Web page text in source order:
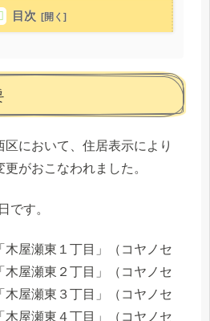
目次
において、住居表示により
がおこなわれました。
です。
木屋瀬東１丁目」（コヤノセ
木屋瀬東２丁目」（コヤノセ
木屋瀬東３丁目」（コヤノセ
木屋瀬東４丁目」（コヤノセ